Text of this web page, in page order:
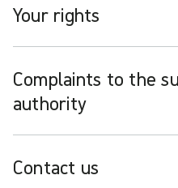
Your rights
Complaints to the
authority
Contact us